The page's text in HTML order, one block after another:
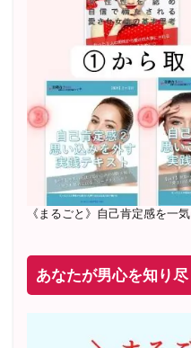
2022年2月〜6月 男性
20年8月〜25年3月 少
71名 随時満席
2019年6月 恋愛コー
《まるごと》自己肯定感を一
あなたが男心を知り尽